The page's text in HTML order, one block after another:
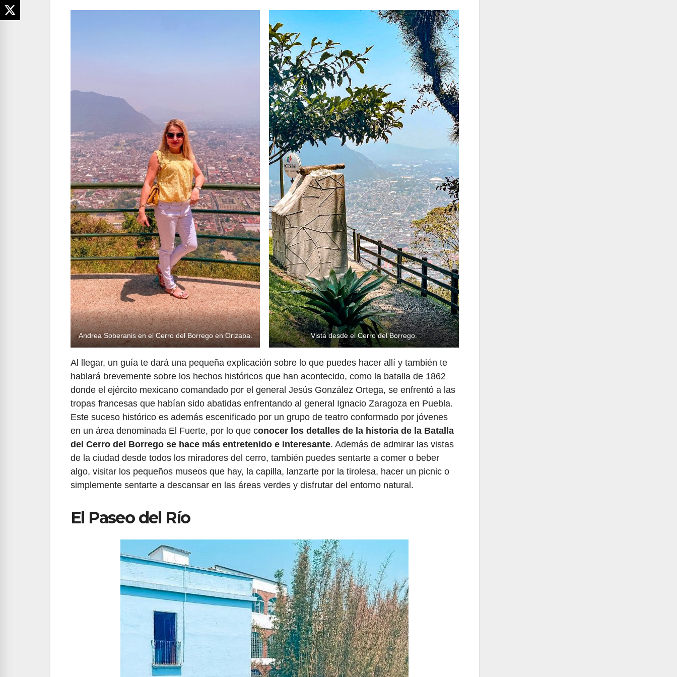
Andrea Soberanis en el Cerro del Borrego en Orizaba. Vista desde el Cerro del Borrego.
Al llegar, un guía te dará una pequeña explicación sobre lo que puedes hacer allí y también te
hablará brevemente sobre los hechos históricos que han acontecido, como la batalla de 1862
donde el ejército mexicano comandado por el general Jesús González Ortega, se enfrentó a las
tropas francesas que habían sido abatidas enfrentando al general Ignacio Zaragoza en Puebla.
Este suceso histórico es además escenificado por un grupo de teatro conformado por jóvenes
en un área denominada El Fuerte, por lo que conocer los detalles de la historia de la Batalla
del Cerro del Borrego se hace más entretenido e interesante. Además de admirar las vistas
de la ciudad desde todos los miradores del cerro, también puedes sentarte a comer o beber
algo, visitar los pequeños museos que hay, la capilla, lanzarte por la tirolesa, hacer un picnic o
simplemente sentarte a descansar en las áreas verdes y disfrutar del entorno natural.
El Paseo del Río